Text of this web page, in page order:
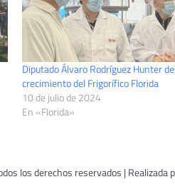
Diputado Álvaro Rodríguez Hunter
crecimiento del Frigorífico Florida
10 de julio de 2024
En «Florida»